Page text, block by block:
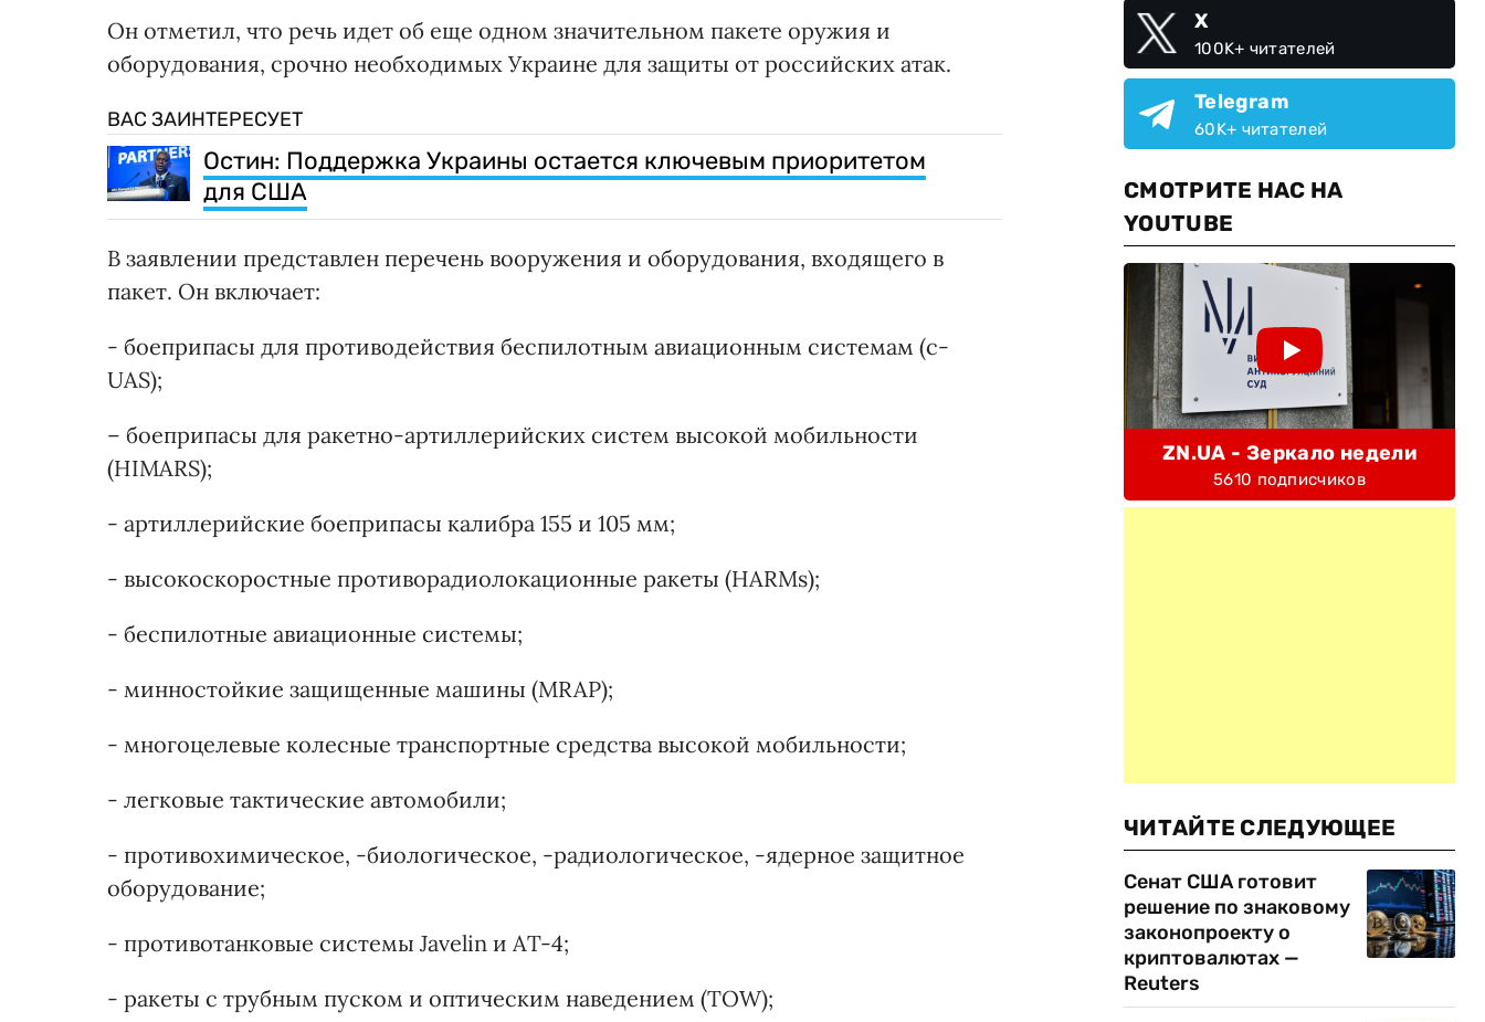
Он отметил, что речь идет об еще одном значительном пакете оружия и
оборудования, срочно необходимых Украине для защиты от российских атак.
ВАС ЗАИНТЕРЕСУЕТ
Остин: Поддержка Украины остается ключевым приоритетом
для США
В заявлении представлен перечень вооружения и оборудования, входящего в
пакет. Он включает:
- боеприпасы для противодействия беспилотным авиационным системам (c-
UAS);
– боеприпасы для ракетно-артиллерийских систем высокой мобильности
(HIMARS);
- артиллерийские боеприпасы калибра 155 и 105 мм;
- высокоскоростные противорадиолокационные ракеты (HARMs);
- беспилотные авиационные системы;
- минностойкие защищенные машины (MRAP);
- многоцелевые колесные транспортные средства высокой мобильности;
- легковые тактические автомобили;
- противохимическое, -биологическое, -радиологическое, -ядерное защитное
оборудование;
- противотанковые системы Javelin и AT-4;
- ракеты с трубным пуском и оптическим наведением (TOW);
X
100K+ читателей
Telegram
60K+ читателей
СМОТРИТЕ НАС НА
YOUTUBE
ZN.UA - Зеркало недели
5610 подписчиков
ЧИТАЙТЕ СЛЕДУЮЩЕЕ
Сенат США готовит
решение по знаковому
законопроекту о
криптовалютах —
Reuters